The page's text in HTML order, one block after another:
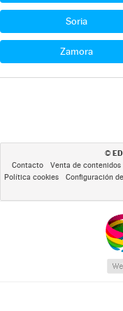
Soria
Zamora
©
Contacto Venta de contenidos
Política cookies
Configuración